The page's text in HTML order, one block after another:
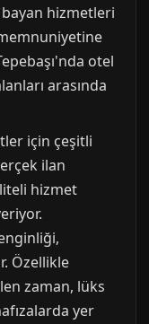
hizmetleri
otel
arasında
için çeşitli
ilan
hizmet
Özellikle
zaman, lüks
yer